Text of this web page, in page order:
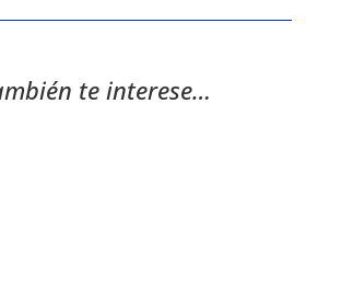
te interese…